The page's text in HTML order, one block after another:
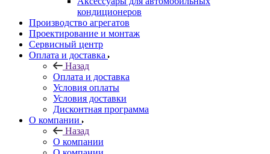
кондиционеров
Производство агрегатов
Проектирование и монтаж
Сервисный центр
Оплата и доставка
Назад
Оплата и доставка
Условия оплаты
Условия доставки
Дисконтная программа
О компании
Назад
О компании